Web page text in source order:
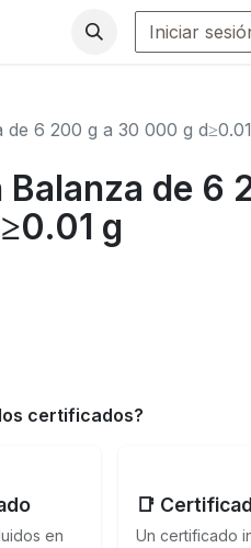
Iniciar
de 6 200 g a 30 000 g
de 6
g
certificados?
en
📑
Un certificado